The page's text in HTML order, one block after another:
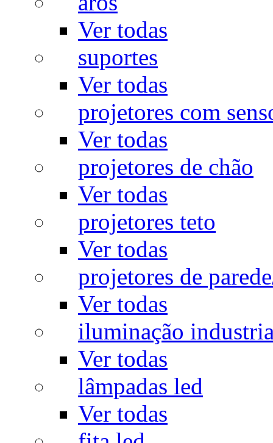
Ver todas
suportes
Ver todas
projetores com
Ver todas
projetores de chão
Ver todas
projetores teto
Ver todas
projetores de
Ver todas
iluminação
Ver todas
lâmpadas led
Ver todas